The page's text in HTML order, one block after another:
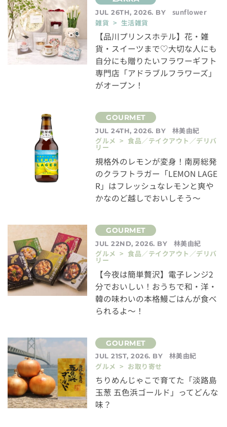
JUL 26TH, 2026. BY
sunflower
雑貨 > 生活雑貨
【品川プリンスホテル】花・雑
貨・スイーツまで♡大切な人にも
自分にも贈りたいフラワーギフト
専門店「アドラブルフラワーズ」
がオープン！
JUL 24TH, 2026. BY
林美由紀
グルメ > 食品／テイクアウト／デリバ
リー
規格外のレモンが変身！南房総発
のクラフトラガー「LEMON LAGE
R」はフレッシュなレモンと爽や
かなのど越しでおいしそう～
JUL 22ND, 2026. BY
林美由紀
グルメ > 食品／テイクアウト／デリバ
リー
【今夜は簡単贅沢】電子レンジ2
分でおいしい！おうちで和・洋・
韓の味わいの本格鰻ごはんが食べ
られるよ～！
JUL 21ST, 2026. BY
林美由紀
グルメ > お取り寄せ
ちりめんじゃこで育てた「淡路島
玉葱 五色浜ゴールド」ってどんな
味？